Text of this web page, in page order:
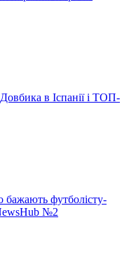
в Іспанії і ТОП-
бажають футболісту-
№2